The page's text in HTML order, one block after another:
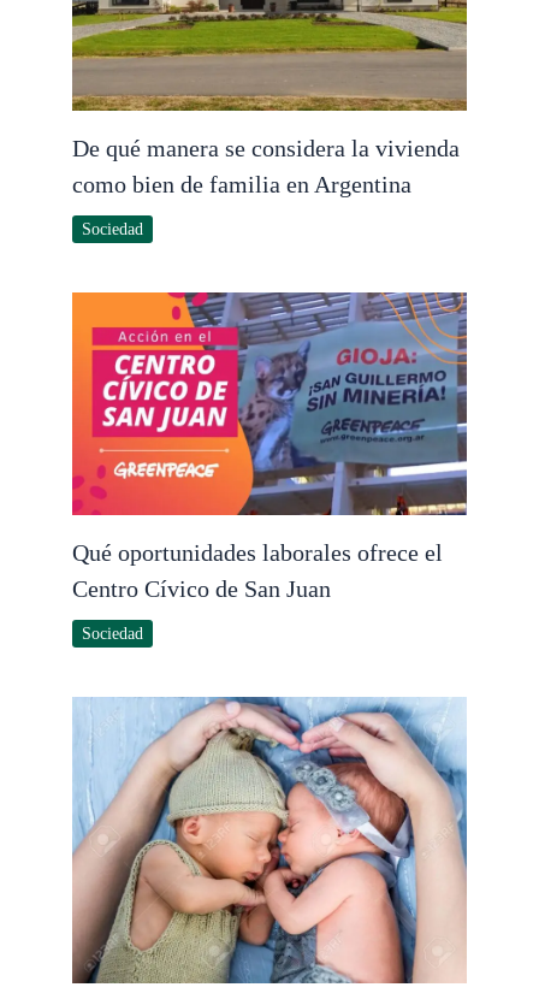
De qué manera se considera la vivienda
como bien de familia en Argentina
Sociedad
Qué oportunidades laborales ofrece el
Centro Cívico de San Juan
Sociedad